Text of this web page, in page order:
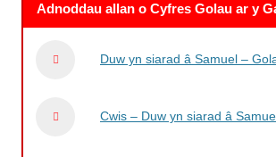
Adnoddau allan o Cyfres Golau ar y
Duw yn siarad â Samuel –
Cwis – Duw yn siarad â